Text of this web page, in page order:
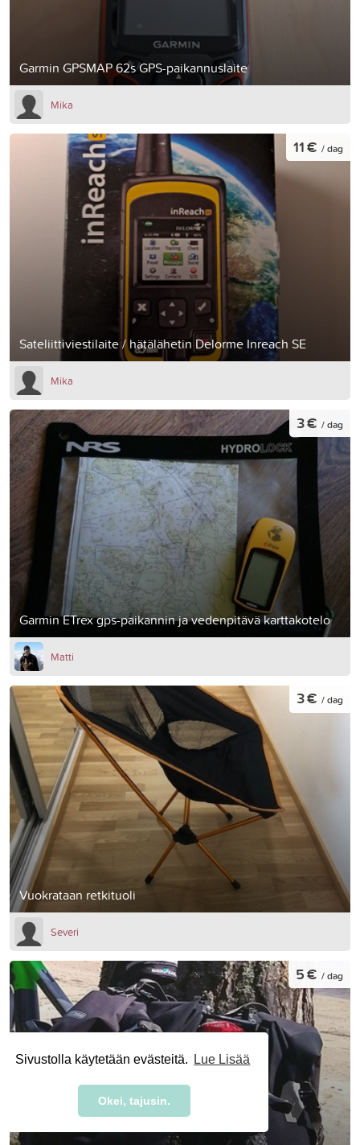
Sivustolla käytetään evästeitä. Lue Lisää
Okei, tajusin.
Garmin GPSMAP 62s GPS-paikannuslaite
Mika
Sateliittiviestilaite / hätälähetin Delorme Inreach SE
11 € / dag
Mika
Garmin ETrex gps-paikannin ja vedenpitävä karttakotelo
3 € / dag
Matti
Vuokrataan retkituoli
3 € / dag
Severi
5 € / dag